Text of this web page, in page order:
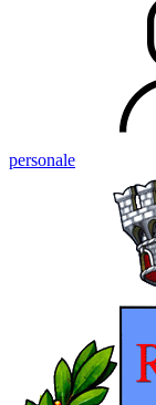
personale